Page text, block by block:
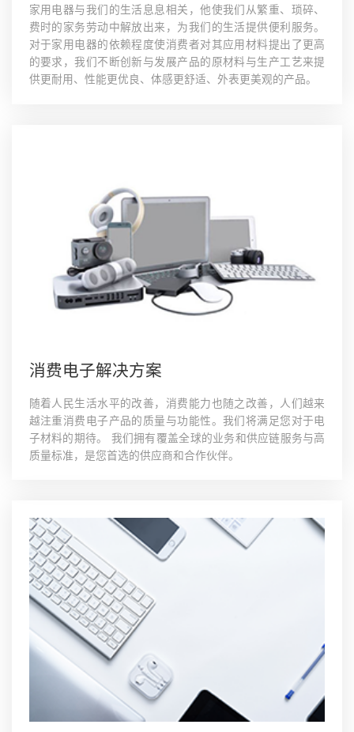
家用电器与我们的生活息息相关，他使我们从繁重、琐碎、
费时的家务劳动中解放出来，为我们的生活提供便利服务。
对于家用电器的依赖程度使消费者对其应用材料提出了更高
的要求，我们不断创新与发展产品的原材料与生产工艺来提
供更耐用、性能更优良、体感更舒适、外表更美观的产品。
消费电子解决方案
随着人民生活水平的改善，消费能力也随之改善，人们越来
越注重消费电子产品的质量与功能性。我们将满足您对于电
子材料的期待。 我们拥有覆盖全球的业务和供应链服务与高
质量标准，是您首选的供应商和合作伙伴。